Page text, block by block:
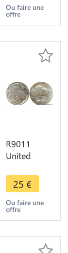
1964 Silver
-> Make
Ou faire une
offre
R9011
United
5 Cents
Buffalo
1937
Philadelphia
offer
25 €
Ou faire une
offre